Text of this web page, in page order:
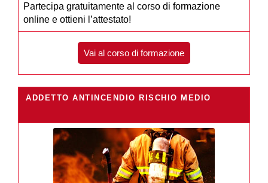
Partecipa gratuitamente al corso di formazione
online e ottieni l’attestato!
Vai al corso di formazione
ADDETTO ANTINCENDIO RISCHIO MEDIO